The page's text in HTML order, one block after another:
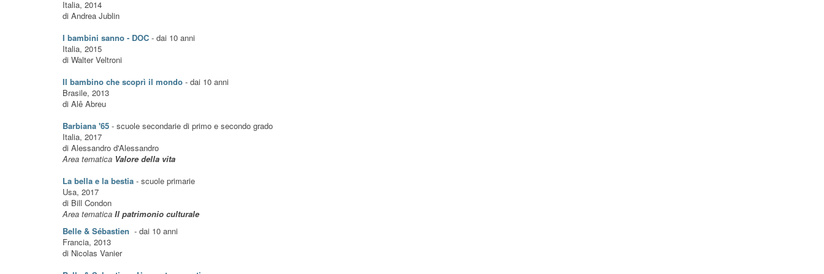
Italia, 2014
di Andrea Jublin
I bambini sanno - DOC - dai 10 anni
Italia, 2015
di Walter Veltroni
Il bambino che scoprì il mondo - dai 10 anni
Brasile, 2013
di Alê Abreu
Barbiana '65 - scuole secondarie di primo e secondo grado
Italia, 2017
di Alessandro d'Alessandro
Area tematica Valore della vita
La bella e la bestia - scuole primarie
Usa, 2017
di Bill Condon
Area tematica Il patrimonio culturale
Belle & Sébastien - dai 10 anni
Francia, 2013
di Nicolas Vanier